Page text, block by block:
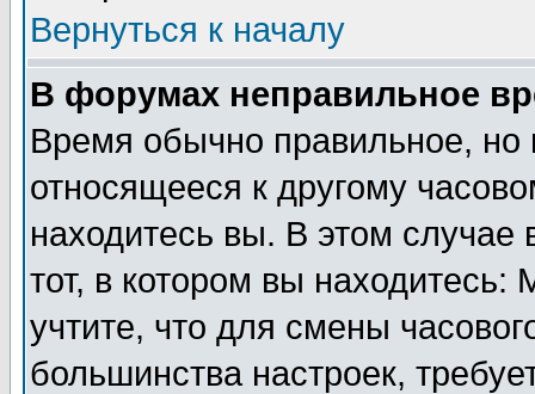
Вернуться к началу
В форумах неправильное
Время обычно правильное,
относящееся к другому
находитесь вы. В этом
тот, в котором вы
учтите, что для смены
большинства настроек,